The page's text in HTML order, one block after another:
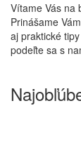
Vítame Vás na
Prinášame
aj praktické
podeľte sa s